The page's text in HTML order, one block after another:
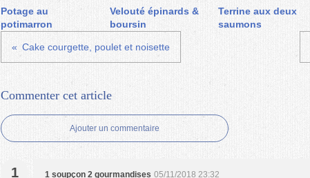
Potage au
potimarron
Velouté épinards &
boursin
Terrine aux deux
saumons
Cake courgette, poulet et noisette
Commenter cet article
Ajouter un commentaire
1 1 soupçon 2 gourmandises 05/11/2018 23:32